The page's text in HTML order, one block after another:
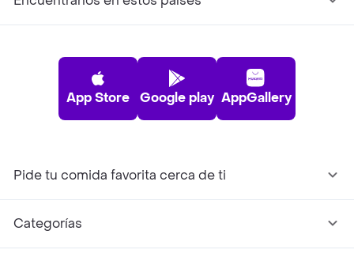
App Store Google play AppGallery
Pide tu comida favorita cerca de ti
Categorías